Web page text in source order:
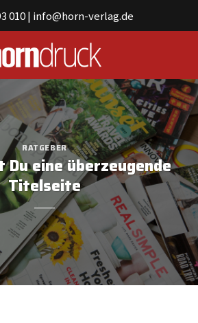
010| info@horn-verlag.de
RATGEBER
eine überzeugende
Titelseite